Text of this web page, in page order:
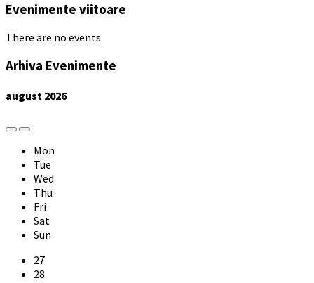
Evenimente viitoare
There are no events
Arhiva Evenimente
august 2026
Previous
Month
Next
Month
Mon
Tue
Wed
Thu
Fri
Sat
Sun
Skip
calendar
27
28